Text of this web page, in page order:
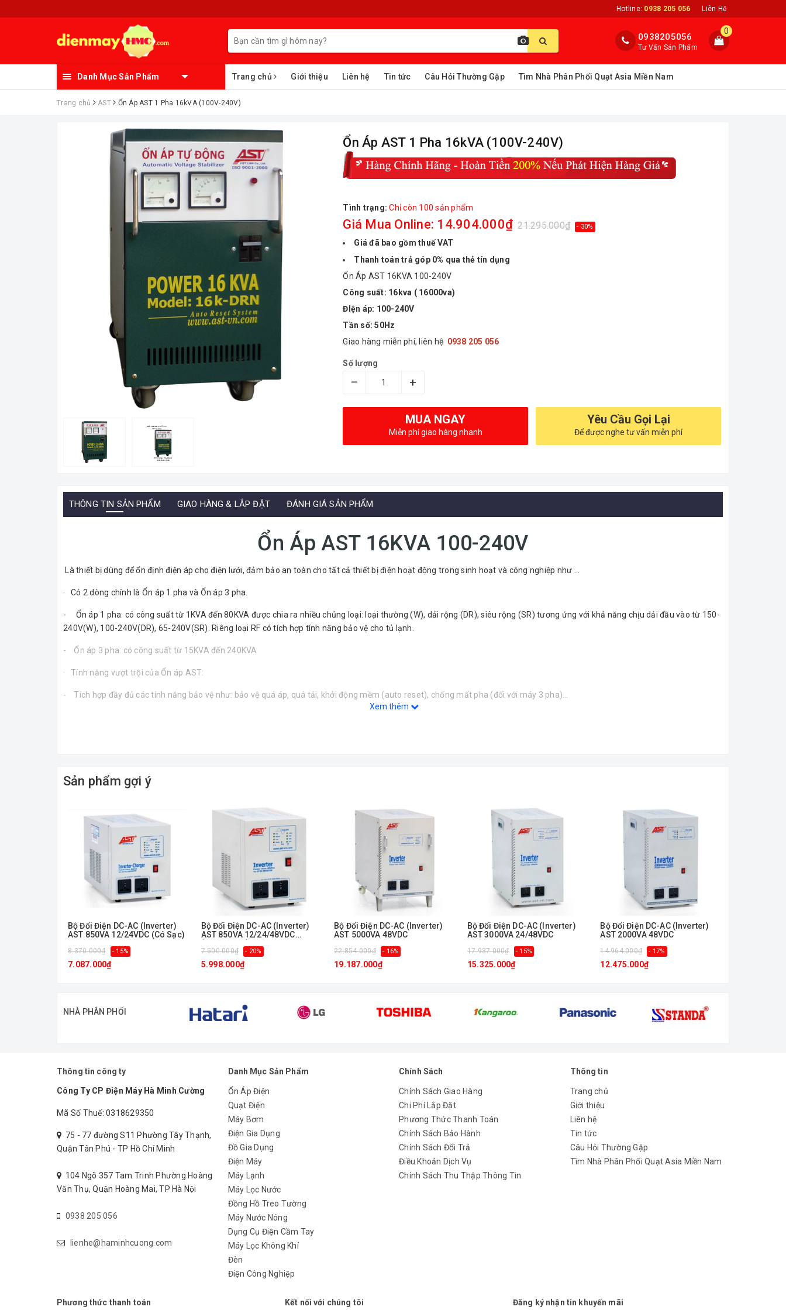
Hotline: 0938 205 056 Liên Hệ
0
0938205056
Tư Vấn Sản Phẩm
Danh Mục Sản Phẩm Trang chủ Giới thiệu Liên hệ Tin tức Câu Hỏi Thường Gặp Tìm Nhà Phân Phối Quạt Asia Miền Nam
Trang chủ AST Ổn Áp AST 1 Pha 16kVA (100V-240V)
Ổn Áp AST 1 Pha 16kVA (100V-240V)
Tình trạng: Chỉ còn 100 sản phẩm
Giá Mua Online: 14.904.000₫ 21.295.000₫ - 30%
Giá đã bao gồm thuế VAT
Thanh toán trả góp 0% qua thẻ tín dụng
Ổn Áp AST 16KVA 100-240V
Công suất: 16kva ( 16000va)
ĐIện áp: 100-240V
Tần số: 50Hz
Giao hàng miễn phí, liên hệ 0938 205 056
Số lượng
– +
MUA NGAY
Miễn phí giao hàng nhanh
Yêu Cầu Gọi Lại
Để được nghe tư vấn miễn phí
THÔNG TIN SẢN PHẨM GIAO HÀNG & LẮP ĐẶT ĐÁNH GIÁ SẢN PHẨM
Ổn Áp AST 16KVA 100-240V
Là thiết bị dùng để ổn định điện áp cho điện lưới, đảm bảo an toàn cho tất cả thiết bị điện hoạt động trong sinh hoạt và công nghiệp như …
· Có 2 dòng chính là Ổn áp 1 pha và Ổn áp 3 pha.
- Ổn áp 1 pha: có công suất từ 1KVA đến 80KVA được chia ra nhiều chủng loại: loại thường (W), dải rộng (DR), siêu rộng (SR) tương ứng với khả năng chịu dải đầu vào từ 150-
240V(W), 100-240V(DR), 65-240V(SR). Riêng loại RF có tích hợp tính năng bảo vệ cho tủ lạnh.
- Ổn áp 3 pha: có công suất từ 15KVA đến 240KVA
· Tính năng vượt trội của Ổn áp AST:
- Tích hợp đầy đủ các tính năng bảo vệ như: bảo vệ quá áp, quá tải, khởi động mềm (auto reset), chống mất pha (đối với máy 3 pha)…
- Mẫu mã kiểu dáng gọn đẹp. Đặc biệt có thể thiết kế, sản xuất theo mọi nhu cầu của khách hàng
Công suất: 16kva ( 16000va)
ĐIện áp: 100-240V
Tần số: 50Hz
Giao hàng miễn phí, liên hệ
Xem thêm
Sản phẩm gợi ý
Bộ Đổi Điện DC-AC (Inverter)
AST 850VA 12/24VDC (Có Sạc)
8.370.000₫ - 15%
7.087.000₫
Bộ Đổi Điện DC-AC (Inverter)
AST 850VA 12/24/48VDC
7.500.000₫ - 20%
5.998.000₫
Bộ Đổi Điện DC-AC (Inverter)
AST 5000VA 48VDC
22.854.000₫ - 16%
19.187.000₫
Bộ Đổi Điện DC-AC (Inverter)
AST 3000VA 24/48VDC
17.937.000₫ - 15%
15.325.000₫
Bộ Đổi Điện DC-AC (Inverter)
AST 2000VA 48VDC
14.964.000₫ - 17%
12.475.000₫
NHÀ PHÂN PHỐI
Thông tin công ty
Công Ty CP Điện Máy Hà Minh Cường
Mã Số Thuế: 0318629350
75 - 77 đường S11 Phường Tây Thạnh,
Quận Tân Phú - TP Hồ Chí Minh
104 Ngõ 357 Tam Trinh Phường Hoàng
Văn Thụ, Quận Hoàng Mai, TP Hà Nội
0938 205 056
lienhe@haminhcuong.com
Danh Mục Sản Phẩm
Ổn Áp Điện
Quạt Điện
Máy Bơm
Điện Gia Dụng
Đồ Gia Dụng
Điện Máy
Máy Lạnh
Máy Lọc Nước
Đồng Hồ Treo Tường
Máy Nước Nóng
Dụng Cụ Điện Cầm Tay
Máy Lọc Không Khí
Đèn
Điện Công Nghiệp
Chính Sách
Chính Sách Giao Hàng
Chi Phí Lắp Đặt
Phương Thức Thanh Toán
Chính Sách Bảo Hành
Chính Sách Đổi Trả
Điều Khoản Dịch Vụ
Chính Sách Thu Thập Thông Tin
Thông tin
Trang chủ
Giới thiệu
Liên hệ
Tin tức
Câu Hỏi Thường Gặp
Tìm Nhà Phân Phối Quạt Asia Miền Nam
Phương thức thanh toán Kết nối với chúng tôi Đăng ký nhận tin khuyến mãi